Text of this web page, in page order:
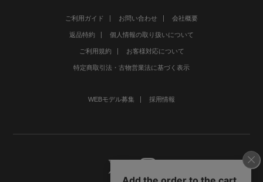
ご利用ガイド お問い合わせ 会社概要
返品特約 個人情報の取り扱いについて
ご利用規約 お客様対応について
特定商取引法・古物営業法に基づく表示
WEBモデル募集 採用情報